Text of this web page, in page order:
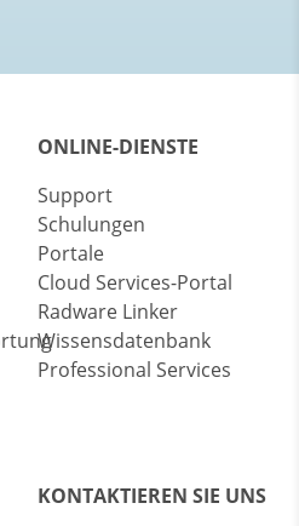
ONLINE-DIENSTE
Support
Schulungen
Portale
Cloud Services-Portal
Radware Linker
Wissensdatenbank
Professional Services
KONTAKTIEREN SIE UNS